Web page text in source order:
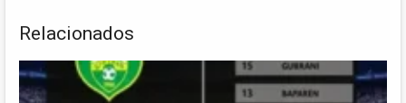
Relacionados